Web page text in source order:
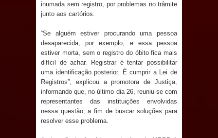
Prefeito Major Sidnei busca em
Brasília recursos para nova Casa de
Acolhida e CRAS de Sapé
Denise Ribeiro toma posse no
Diretório Nacional do PDT durante
Convenção em Brasília
inumada sem registro, por problemas no trâmite
junto aos cartórios.
“Se alguém estiver procurando uma pessoa
desaparecida, por exemplo, e essa pessoa
estiver morta, sem o registro do óbito fica mais
difícil de achar. Registrar é tentar possibilitar
uma identificação posterior. É cumprir a Lei de
Registros”, explicou a promotora de Justiça,
informando que, no último dia 26, reuniu-se com
representantes das instituições envolvidas
nessa questão, a fim de buscar soluções para
resolver esse problema.